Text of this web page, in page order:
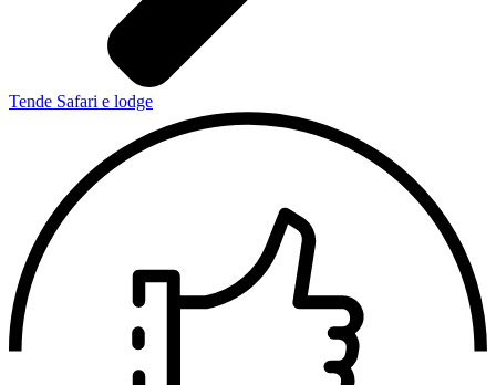
Tende Safari e lodge